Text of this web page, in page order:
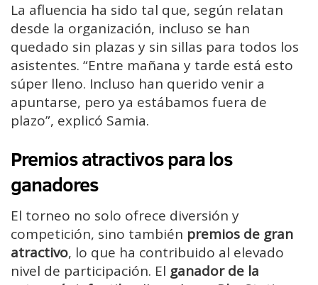
La afluencia ha sido tal que, según relatan
desde la organización, incluso se han
quedado sin plazas y sin sillas para todos los
asistentes. “Entre mañana y tarde está esto
súper lleno. Incluso han querido venir a
apuntarse, pero ya estábamos fuera de
plazo”, explicó Samia.
Premios atractivos para los
ganadores
El torneo no solo ofrece diversión y
competición, sino también premios de gran
atractivo, lo que ha contribuido al elevado
nivel de participación. El ganador de la